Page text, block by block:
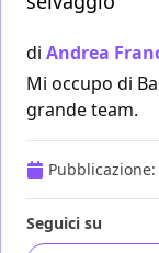
di Andrea
Mi occupo di
grande team.
Pubblicazione:
Seguici su